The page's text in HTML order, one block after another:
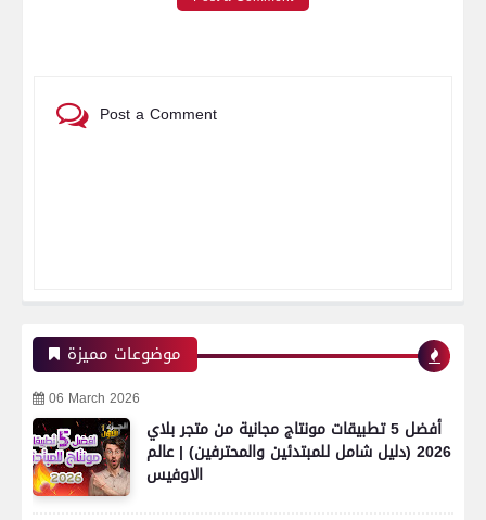
Post a Comment
موضوعات مميزة
06 March 2026
أفضل 5 تطبيقات مونتاج مجانية من متجر بلاي
2026 (دليل شامل للمبتدئين والمحترفين) | عالم
الاوفيس